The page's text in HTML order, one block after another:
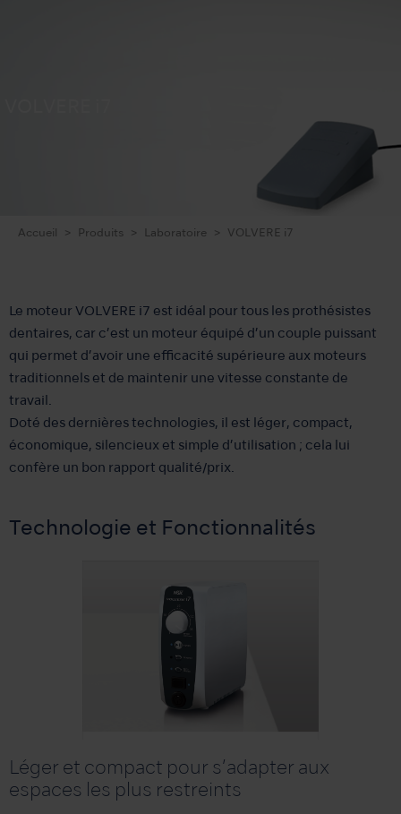
Accueil Produits Laboratoire VOLVERE i7
Le moteur VOLVERE i7 est idéal pour tous les prothésistes
dentaires, car c’est un moteur équipé d’un couple puissant
qui permet d’avoir une efficacité supérieure aux moteurs
traditionnels et de maintenir une vitesse constante de
travail.
Doté des dernières technologies, il est léger, compact,
économique, silencieux et simple d’utilisation ; cela lui
confère un bon rapport qualité/prix.
Technologie et Fonctionnalités
Léger et compact pour s’adapter aux
espaces les plus restreints